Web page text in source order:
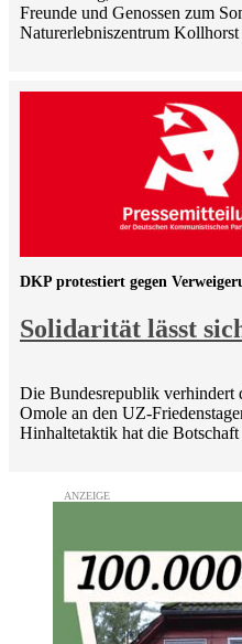
Freunde und Genossen zum
Naturerlebniszentrum
Solidarität lässt
DKP protestiert gegen
Die Bundesrepublik verhindert
Omole an den UZ-
Hinhaltetaktik hat die